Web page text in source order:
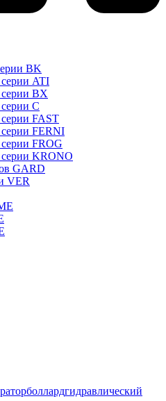
BK
серии ATI
серии BX
C
FAST
серии FERNI
FROG
серии KRONO
GARD
VER
боллардгидравлический